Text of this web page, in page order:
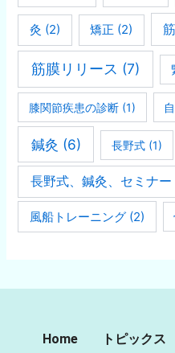
灸 (2) 矯正 (2)
筋膜リリース (7)
膝関節疾患の診断 (1)
鍼灸 (6) 長野式 (1)
長野式、鍼灸、セミナー
風船トレーニング (2)
Home トピックス